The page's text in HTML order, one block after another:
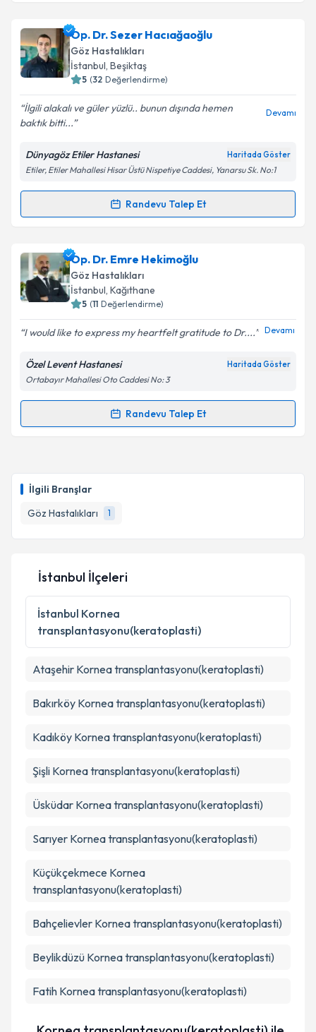
İlgili Branşlar
Göz Hastalıkları
1
Dr. Asuman Adalet Akkuşiçin randevu takvimi talebi
oluşturun. Size bu uzmandan randevu almanız için bir
takvim hazırlandığında e-posta ile bilgilendireceğiz.
Kişisel verilerimin işlenmesine ilişkin
Aydınlatma
Metni'ni okudum ve kişisel verilerimin belirtilen
kapsamda işlenmesini kabul ediyorum.
Op. Dr. Sezer Hacıağaoğlu
Göz Hastalıkları
İstanbul, Beşiktaş
5 (32 Değerlendirme)
İlgili alakalı ve güler yüzlü.. bunun dışında hemen
baktık bitti...
Devamı
Dünyagöz Etiler Hastanesi Haritada Göster
Etiler, Etiler Mahallesi Hisar Üstü Nispetiye Caddesi, Yanarsu Sk. No:1
Randevu Talep Et
Randevu Takvimi Talebi
Op. Dr. Sezer Hacıağaoğluiçin randevu takvimi
talebi oluşturun. Size bu uzmandan randevu almanız
için bir takvim hazırlandığında e-posta ile
bilgilendireceğiz.
E-posta Adresiniz
Kişisel verilerimin işlenmesine ilişkinAydınlatma
'ni okudum ve kişisel verilerimin belirtilen
kapsamda işlenmesini kabul ediyorum.
Takvim Talebini Gönder
Op. Dr. Emre Hekimoğlu
Göz Hastalıkları
İstanbul, Kağıthane
5 (11 Değerlendirme)
I would like to express my heartfelt gratitude to Dr.... Devamı
Özel Levent Hastanesi Haritada Göster
Ortabayır Mahallesi Oto Caddesi No: 3
Randevu Talep Et
Randevu Takvimi Talebi
takvim hazırlandığında e-posta ile bilgilendireceğiz.
E-posta Adresiniz
Kişisel verilerimin işlenmesine ilişkinAydınlatma
Metni
kapsamda işlenmesini kabul ediyorum.
Takvim Talebini Gönder
İstanbul İlçeleri
İstanbul Kornea
transplantasyonu(keratoplasti)
Ataşehir Kornea transplantasyonu(keratoplasti)
Bakırköy Kornea transplantasyonu(keratoplasti)
Kadıköy Kornea transplantasyonu(keratoplasti)
Şişli Kornea transplantasyonu(keratoplasti)
Üsküdar Kornea transplantasyonu(keratoplasti)
Sarıyer Kornea transplantasyonu(keratoplasti)
Küçükçekmece Kornea
transplantasyonu(keratoplasti)
Bahçelievler Kornea transplantasyonu(keratoplasti)
Beylikdüzü Kornea transplantasyonu(keratoplasti)
Fatih Kornea transplantasyonu(keratoplasti)